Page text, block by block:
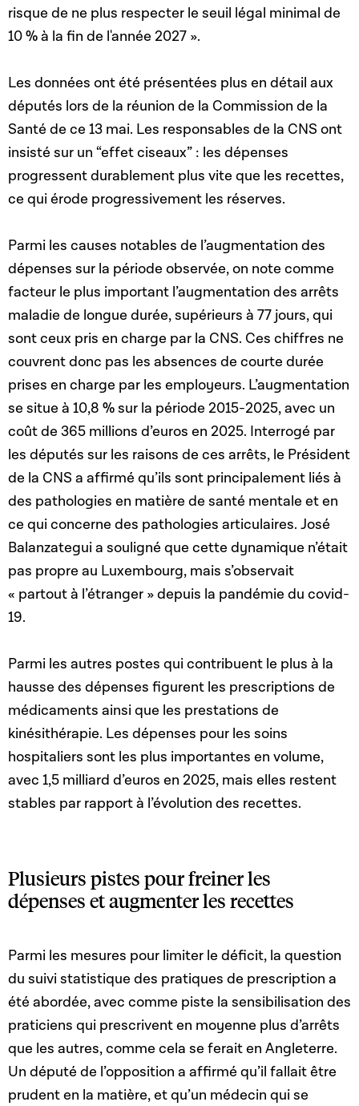
risque de ne plus respecter le seuil légal minimal de
10 % à la fin de l'année 2027 ».
Les données ont été présentées plus en détail aux
députés lors de la réunion de la Commission de la
Santé de ce 13 mai. Les responsables de la CNS ont
insisté sur un “effet ciseaux” : les dépenses
progressent durablement plus vite que les recettes,
ce qui érode progressivement les réserves.
Parmi les causes notables de l’augmentation des
dépenses sur la période observée, on note comme
facteur le plus important l’augmentation des arrêts
maladie de longue durée, supérieurs à 77 jours, qui
sont ceux pris en charge par la CNS. Ces chiffres ne
couvrent donc pas les absences de courte durée
prises en charge par les employeurs. L’augmentation
se situe à 10,8 % sur la période 2015-2025, avec un
coût de 365 millions d’euros en 2025. Interrogé par
les députés sur les raisons de ces arrêts, le Président
de la CNS a affirmé qu’ils sont principalement liés à
des pathologies en matière de santé mentale et en
ce qui concerne des pathologies articulaires. José
Balanzategui a souligné que cette dynamique n’était
pas propre au Luxembourg, mais s’observait
« partout à l’étranger » depuis la pandémie du covid-
19.
Parmi les autres postes qui contribuent le plus à la
hausse des dépenses figurent les prescriptions de
médicaments ainsi que les prestations de
kinésithérapie. Les dépenses pour les soins
hospitaliers sont les plus importantes en volume,
avec 1,5 milliard d’euros en 2025, mais elles restent
stables par rapport à l’évolution des recettes.
Plusieurs pistes pour freiner les
dépenses et augmenter les recettes
Parmi les mesures pour limiter le déficit, la question
du suivi statistique des pratiques de prescription a
été abordée, avec comme piste la sensibilisation des
praticiens qui prescrivent en moyenne plus d’arrêts
que les autres, comme cela se ferait en Angleterre.
Un député de l’opposition a affirmé qu’il fallait être
prudent en la matière, et qu’un médecin qui se